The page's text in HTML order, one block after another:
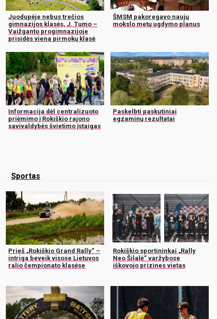
Juodupėje nebus trečios
gimnazijos klasės, J. Tumo –
Vaižganto progimnazijoje
prisidės viena pirmokų klasė
ŠMSM pakoregavo naujų
mokslo metų ugdymo planus
Informacija dėl centralizuoto
priėmimo į Rokiškio rajono
savivaldybės švietimo įstaigas
Paskelbti paskutiniai
egzaminų rezultatai
Sportas
Prieš „Rokiškio Grand Rally“ –
intriga beveik visose Lietuvos
ralio čempionato klasėse
Rokiškio sportininkai „Rally
Neo Šilalė“ varžybose
iškovojo prizines vietas